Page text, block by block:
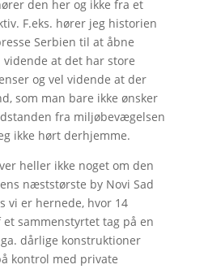
den her og ikke fra et
F.eks. hører jeg historien
Serbien til at åbne
at det har store
og vel vidende at der
som man bare ikke ønsker
fra miljøbevægelsen
ikke hørt derhjemme.
heller ikke noget om den
næststørste by Novi Sad
vi er hernede, hvor 14
sammenstyrtet tag på en
dårlige konstruktioner
kontrol med private